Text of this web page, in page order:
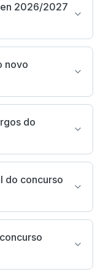
2026/2027
novo
do
do concurso